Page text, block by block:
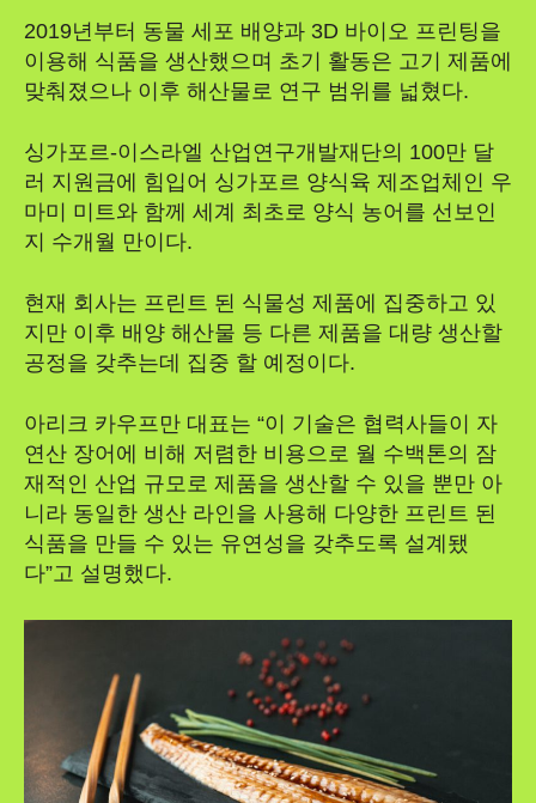
2019년부터 동물 세포 배양과 3D 바이오 프린팅을
이용해 식품을 생산했으며 초기 활동은 고기 제품에
맞춰졌으나 이후 해산물로 연구 범위를 넓혔다.
싱가포르-이스라엘 산업연구개발재단의 100만 달
러 지원금에 힘입어 싱가포르 양식육 제조업체인 우
마미 미트와 함께 세계 최초로 양식 농어를 선보인
지 수개월 만이다.
현재 회사는 프린트 된 식물성 제품에 집중하고 있
지만 이후 배양 해산물 등 다른 제품을 대량 생산할
공정을 갖추는데 집중 할 예정이다.
아리크 카우프만 대표는 “이 기술은 협력사들이 자
연산 장어에 비해 저렴한 비용으로 월 수백톤의 잠
재적인 산업 규모로 제품을 생산할 수 있을 뿐만 아
니라 동일한 생산 라인을 사용해 다양한 프린트 된
식품을 만들 수 있는 유연성을 갖추도록 설계됐
다”고 설명했다.